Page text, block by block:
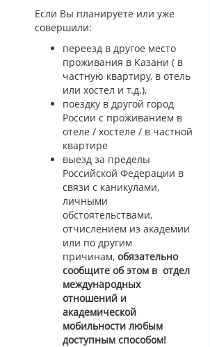
Если Вы планируете или уже
совершили:
переезд в другое место
проживания в Казани ( в
частную квартиру, в отель
или хостел и т.д.),
поездку в другой город
России с проживанием в
отеле / хостеле / в частной
квартире
выезд за пределы
Российской Федерации в
связи с каникулами,
личными
обстоятельствами,
отчислением из академии
или по другим
причинам, обязательно
сообщите об этом в отдел
международных
отношений и
академической
мобильности любым
доступным способом!